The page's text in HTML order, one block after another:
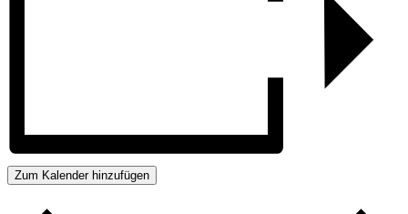
Zum Kalender hinzufügen